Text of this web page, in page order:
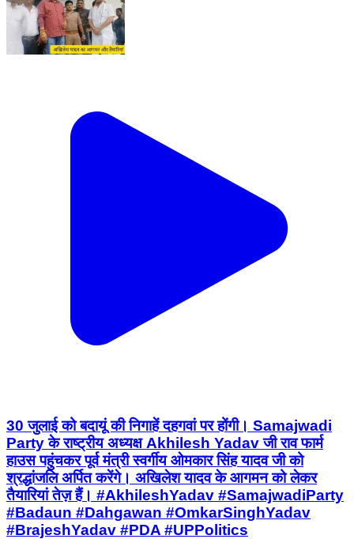
30 जुलाई को बदायूं की निगाहें दहगवां पर होंगी। Samajwadi
Party के राष्ट्रीय अध्यक्ष Akhilesh Yadav जी राव फार्म
हाउस पहुंचकर पूर्व मंत्री स्वर्गीय ओमकार सिंह यादव जी को
श्रद्धांजलि अर्पित करेंगे। अखिलेश यादव के आगमन को लेकर
तैयारियां तेज़ हैं। #AkhileshYadav #SamajwadiParty
#Badaun #Dahgawan #OmkarSinghYadav
#BrajeshYadav #PDA #UPPolitics